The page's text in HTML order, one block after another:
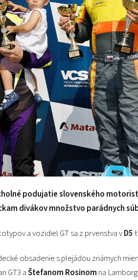
podujatie slovenského
divákov množstvo parádnych
a vozidiel GT sa z prvenstva vD5
obsadenie s plejádou známych
GT3 aŠtefanom Rosinom na